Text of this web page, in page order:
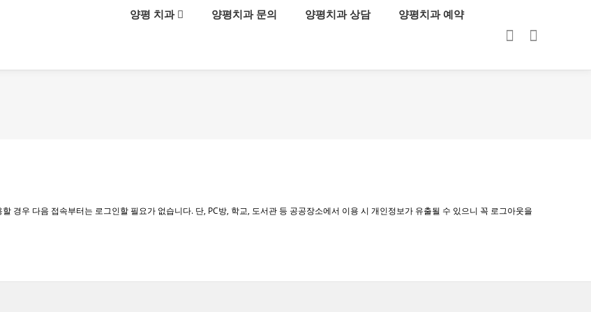
메뉴 건너뛰기양평 치과 양평치과 문의 양평치과 상담 양평치과 예약
경우 다음 접속부터는 로그인할 필요가 없습니다. 단, PC방, 학교, 도서관 등 공공장소에서 이용 시 개인정보가 유출될 수 있으니 꼭 로그아웃을